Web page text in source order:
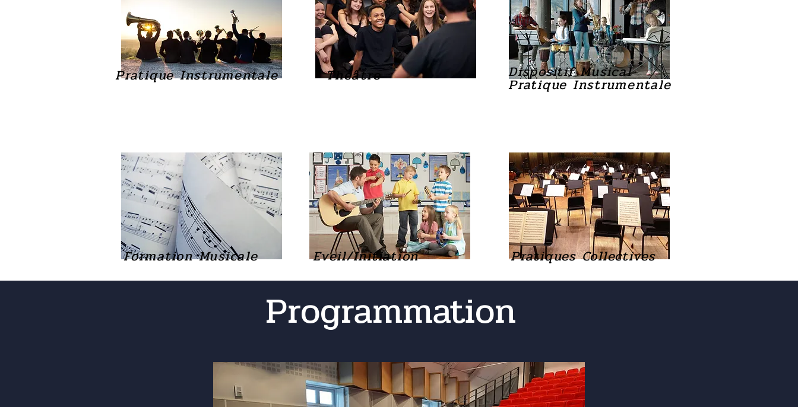
Pratique Instrumentale Théâtre Dispositif Musical
Pratique Instrumentale
Formation Musicale Eveil/Initiation Pratiques Collectives
Programmation